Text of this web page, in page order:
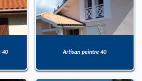
40 Artisan peintre 40